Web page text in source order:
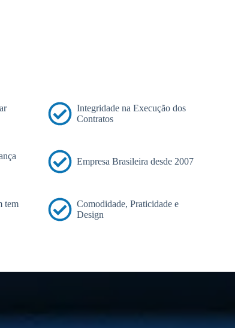
tem
Integridade na Execução dos
Contratos
Empresa Brasileira desde 2007
Comodidade, Praticidade e
Design